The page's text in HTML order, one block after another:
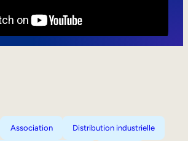
Association Distribution industrielle